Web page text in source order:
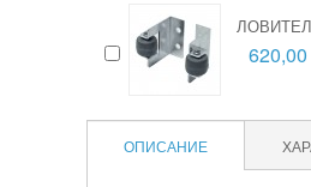
620,00
ОПИСАНИЕ